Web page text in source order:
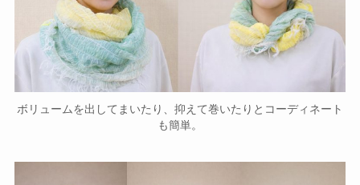
ボリュームを出してまいたり、抑えて巻いたりとコーディネート
も簡単。